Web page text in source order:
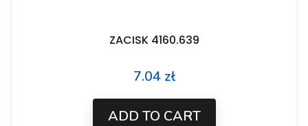
ZACISK 4160.639
Price
7.04 zł
ADD TO CART